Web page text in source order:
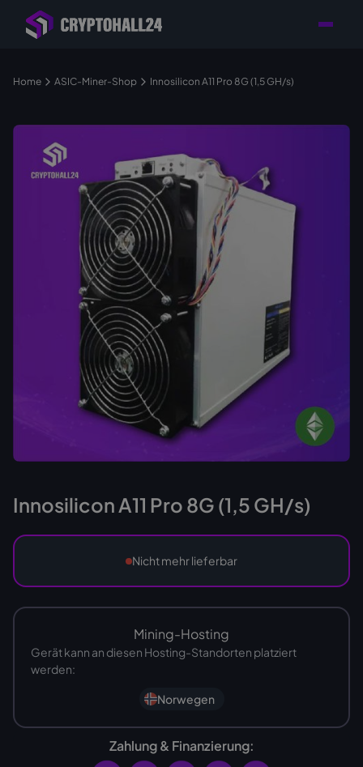
Händler mit Standort
in Deutschland
Ihr Mining-Projekt
Ansprechpartner
Home ASIC-Miner-Shop Innosilicon A11 Pro 8G (1,5 GH/s)
Innosilicon A11 Pro 8G (1,5 GH/s)
Nicht mehr lieferbar
Mining-Hosting
Gerät kann an diesen Hosting-Standorten platziert
werden:
Norwegen
Zahlung & Finanzierung: